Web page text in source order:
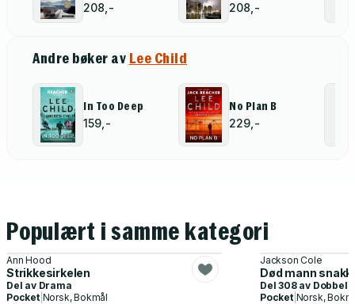
208,- 208,-
Andre bøker av Lee Child
In Too Deep
159,-
No Plan B
229,-
Populært i samme kategori
Ann Hood
Strikkesirkelen
Del av Drama
Pocket| Norsk, Bokmål
Jackson Cole
Død mann
Del 308 av Dobbel
Pocket| Norsk,